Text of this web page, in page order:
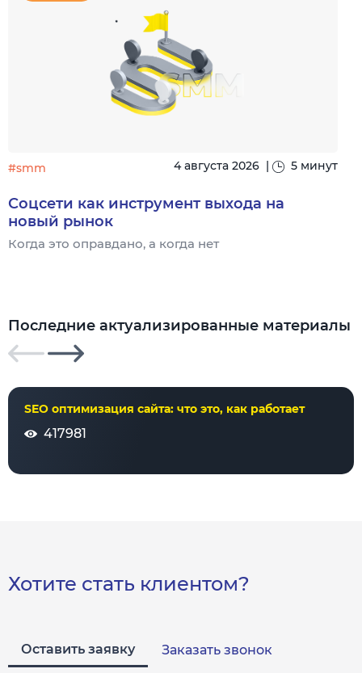
#smm 4 августа 2026 | 5 минут
Соцсети как инструмент выхода на
новый рынок
Когда это оправдано, а когда нет
Последние актуализированные материалы
SEO оптимизация сайта: что это, как работает
417981
Хотите стать клиентом?
Оставить заявку Заказать звонок